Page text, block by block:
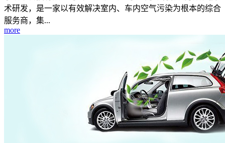
术研发，是一家以有效解决室内、车内空气污染为根本的综合
服务商，集...
more